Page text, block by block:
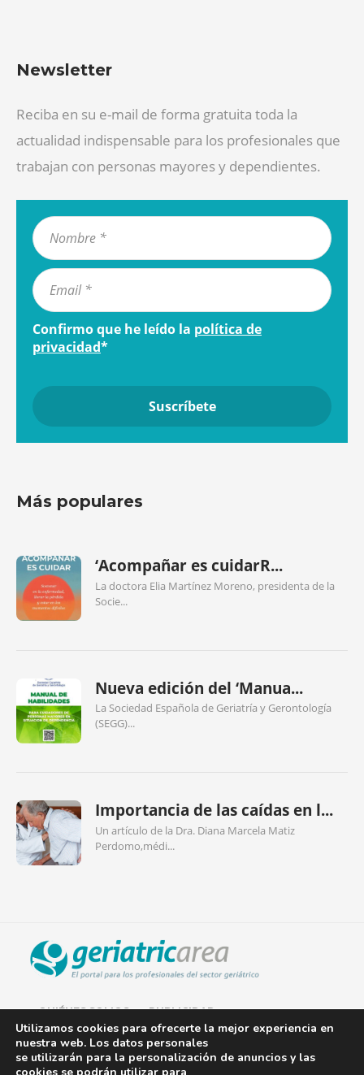
Newsletter
Reciba en su e-mail de forma gratuita toda la
actualidad indispensable para los profesionales que
trabajan con personas mayores y dependientes.
Confirmo que he leído la política de
privacidad*
Más populares
‘Acompañar es cuidarR...
La doctora Elia Martínez Moreno, presidenta de la
Socie...
Nueva edición del ‘Manua...
La Sociedad Española de Geriatría y Gerontología
(SEGG)...
Importancia de las caídas en l...
Un artículo de la Dra. Diana Marcela Matiz
Perdomo,médi...
QUIÉNES SOMOS PUBLICIDAD
AVISO LEGAL
Utilizamos cookies para ofrecerte la mejor experiencia en
nuestra web. Los datos personales
se utilizarán para la personalización de anuncios y las